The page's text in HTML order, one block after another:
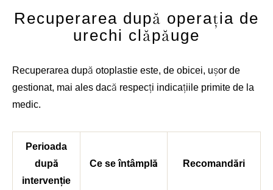
Recuperarea după operația de
urechi clăpăuge
Recuperarea după otoplastie este, de obicei, ușor de
gestionat, mai ales dacă respecți indicațiile primite de la
medic.
Perioada
după
intervenție
Ce se întâmplă Recomandări